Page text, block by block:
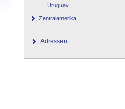
Uruguay
Zentralamerika
Adressen